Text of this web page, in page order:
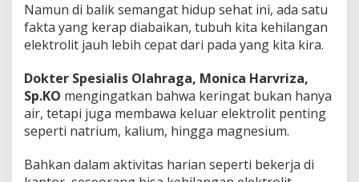
Namun di balik semangat hidup sehat ini, ada satu
fakta yang kerap diabaikan, tubuh kita kehilangan
elektrolit jauh lebih cepat dari pada yang kita kira.
Dokter Spesialis Olahraga, Monica Harvriza,
Sp.KO mengingatkan bahwa keringat bukan hanya
air, tetapi juga membawa keluar elektrolit penting
seperti natrium, kalium, hingga magnesium.
Bahkan dalam aktivitas harian seperti bekerja di